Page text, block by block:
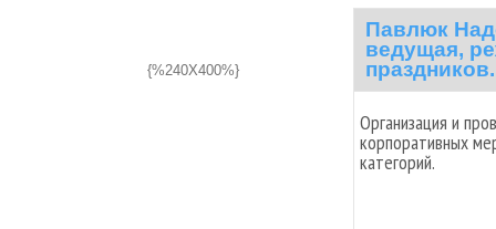
{%240X400%}
Павлюк
ведущая,
праздников.
Организация и
корпоративных
категорий.